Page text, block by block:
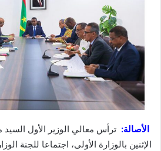
الأصالة: ترأس معالي الوزير الأول
الإثنين بالوزارة الأولى، اجتماعا للجنة